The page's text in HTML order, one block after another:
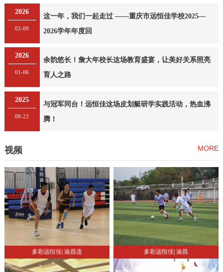
2026
02-09
这一年，我们一起走过 ——重庆市远恒佳学校2025—
2026学年年度回
2026
01-06
余韵悠长！詹大年校长这场教育盛宴，让美好关系照亮
育人之路
2025
09-22
与冠军同台！远恒佳这场皮划艇研学实践活动，热血沸
腾！
视频 MORE
多彩远恒佳| 渝昌
多彩远恒佳| 渝昌连